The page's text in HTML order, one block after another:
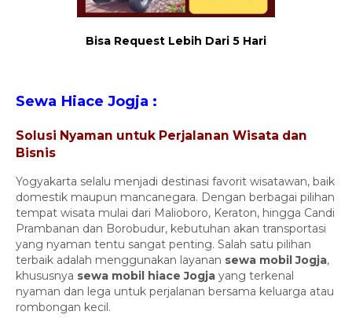
Bisa Request Lebih Dari 5 Hari
Sewa Hiace Jogja :
Solusi Nyaman untuk Perjalanan Wisata dan
Bisnis
Yogyakarta selalu menjadi destinasi favorit wisatawan, baik
domestik maupun mancanegara. Dengan berbagai pilihan
tempat wisata mulai dari Malioboro, Keraton, hingga Candi
Prambanan dan Borobudur, kebutuhan akan transportasi
yang nyaman tentu sangat penting. Salah satu pilihan
terbaik adalah menggunakan layanan sewa mobil Jogja,
khususnya sewa mobil hiace Jogja yang terkenal
nyaman dan lega untuk perjalanan bersama keluarga atau
rombongan kecil.